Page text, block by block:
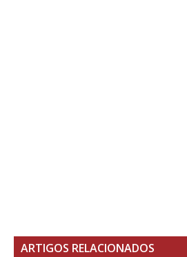
ARTIGOS RELACIONADOS